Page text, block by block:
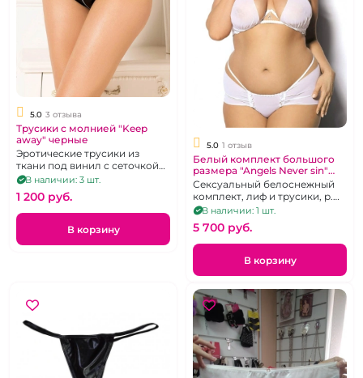
5.0 3 отзыва
Трусики с молнией "Keep
away" черные
Эротические трусики из
ткани под винил с сеточкой
сзади. Размер 50-52
В наличии: 3 шт.
1 200 pуб.
В корзину
5.0 1 отзыв
Белый комплект большого
размера "Angels Never sin"
Oretha
Сексуальный белоснежный
комплект, лиф и трусики, р.
58-62
В наличии: 1 шт.
5 700 pуб.
В корзину